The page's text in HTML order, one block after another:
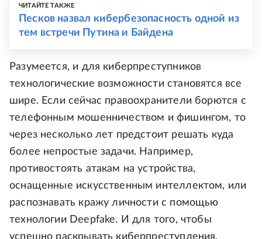
ЧИТАЙТЕ ТАКЖЕ
Песков назвал кибербезопасность одной из
тем встречи Путина и Байдена
Разумеется, и для киберпреступников
технологические возможности становятся все
шире. Если сейчас правоохранители борются с
телефонным мошенничеством и фишингом, то
через несколько лет предстоит решать куда
более непростые задачи. Например,
противостоять атакам на устройства,
оснащенные искусственным интеллектом, или
распознавать кражу личности с помощью
технологии Deepfake. И для того, чтобы
успешно раскрывать киберпреступления,